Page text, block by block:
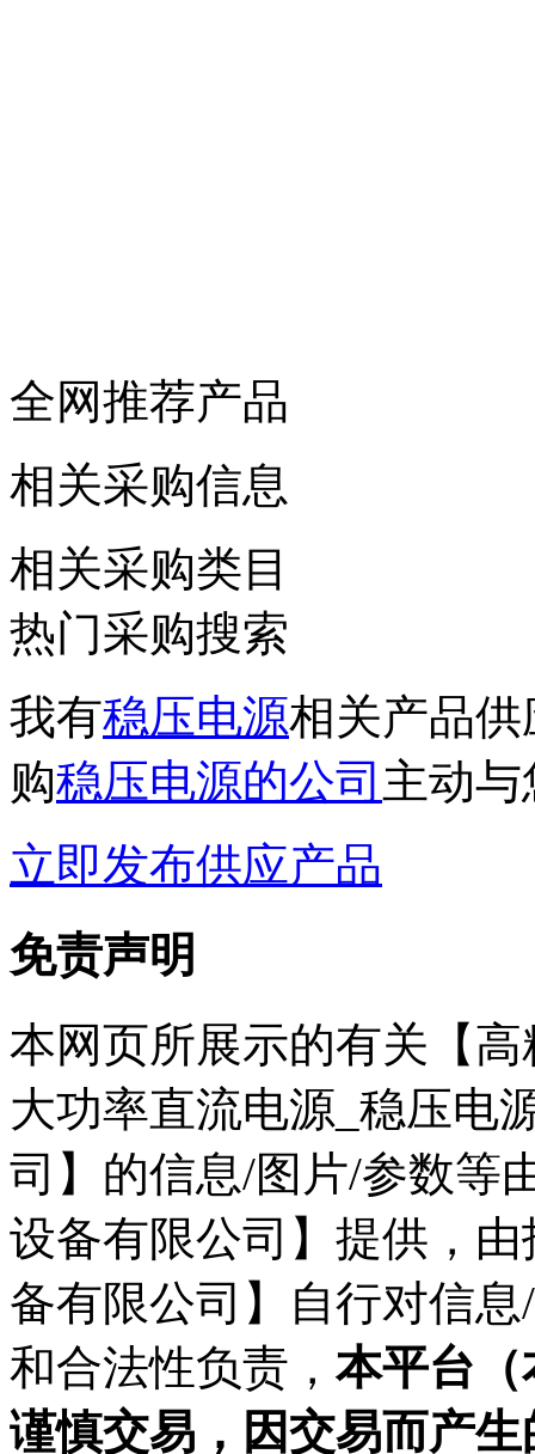
全网推荐产品
相关采购信息
相关采购类目
热门采购搜索
我有稳压电源相关产品
购稳压电源的公司 主动
立即发布供应产品
免责声明
本网页所展示的有关【
大功率直流电源_稳压电
司】的信息/图片/参数等
设备有限公司】提供，
备有限公司】自行对信
和合法性负责，本平台
谨慎交易，因交易而产